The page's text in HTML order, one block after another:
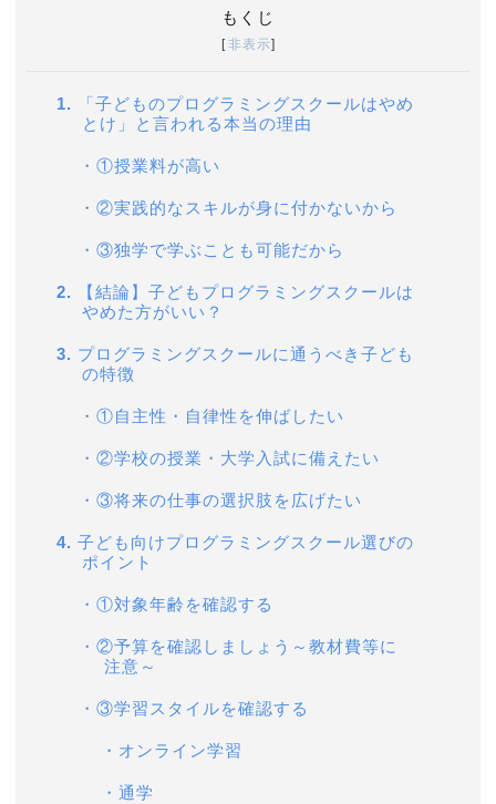
もくじ
非表示
1.
「子どものプログラミングスクールはやめ
とけ」と言われる本当の理由
・ ①授業料が高い
・ ②実践的なスキルが身に付かないから
・ ③独学で学ぶことも可能だから
2.
【結論】子どもプログラミングスクールは
やめた方がいい？
3. プログラミングスクールに通うべき子ども
の特徴
・ ①自主性・自律性を伸ばしたい
・ ②学校の授業・大学入試に備えたい
・ ③将来の仕事の選択肢を広げたい
4. 子ども向けプログラミングスクール選びの
ポイント
・ ①対象年齢を確認する
・ ②予算を確認しましょう～教材費等に
注意～
・ ③学習スタイルを確認する
・オンライン学習
・通学